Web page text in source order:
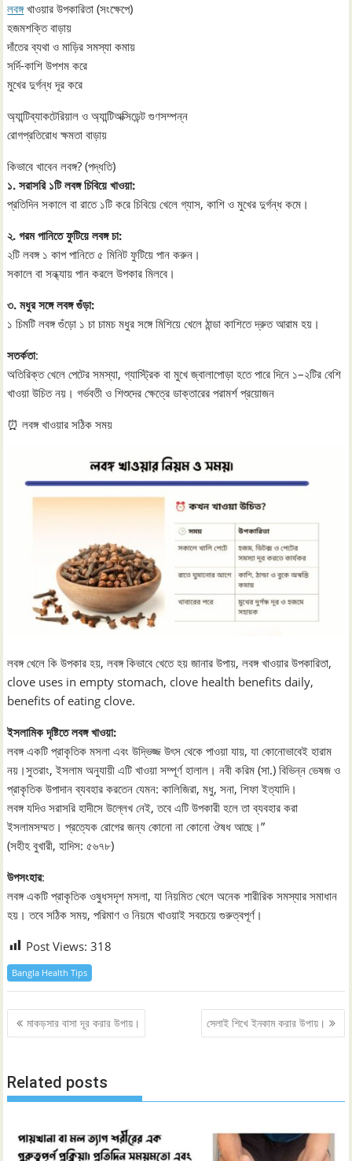
লবঙ্গখাওয়ার উপকারিতা (সংক্ষেপে)
হজমশক্তি বাড়ায়
দাঁতের ব্যথা ও মাড়ির সমস্যা কমায়
সর্দি-কাশি উপশম করে
মুখের দুর্গন্ধ দূর করে
অ্যান্টিব্যাকটেরিয়াল ও অ্যান্টিঅক্সিডেন্ট গুণসম্পন্ন
রোগপ্রতিরোধ ক্ষমতা বাড়ায়
কিভাবে খাবেন লবঙ্গ? (পদ্ধতি)
১. সরাসরি ১টি লবঙ্গ চিবিয়ে খাওয়া:
প্রতিদিন সকালে বা রাতে ১টি করে চিবিয়ে খেলে গ্যাস, কাশি ও মুখের দুর্গন্ধ কমে।
২. গরম পানিতে ফুটিয়ে লবঙ্গ চা:
২টি লবঙ্গ ১ কাপ পানিতে ৫ মিনিট ফুটিয়ে পান করুন।
সকালে বা সন্ধ্যায় পান করলে উপকার মিলবে।
৩. মধুর সঙ্গে লবঙ্গ গুঁড়া:
১ চিমটি লবঙ্গ গুঁড়ো ১ চা চামচ মধুর সঙ্গে মিশিয়ে খেলে ঠান্ডা কাশিতে দ্রুত আরাম হয়।
সতর্কতা:
অতিরিক্ত খেলে পেটের সমস্যা, গ্যাস্ট্রিক বা মুখে জ্বালাপোড়া হতে পারে দিনে ১–২টির বেশি
খাওয়া উচিত নয়। গর্ভবতী ও শিশুদের ক্ষেত্রে ডাক্তারের পরামর্শ প্রয়োজন
⏰ লবঙ্গ খাওয়ার সঠিক সময়
লবঙ্গ খেলে কি উপকার হয়, লবঙ্গ কিভাবে খেতে হয় জানার উপায়, লবঙ্গ খাওয়ার উপকারিতা,
clove uses in empty stomach, clove health benefits daily,
benefits of eating clove.
ইসলামিক দৃষ্টিতে লবঙ্গ খাওয়া:
লবঙ্গ একটি প্রাকৃতিক মসলা এবং উদ্ভিজ্জ উৎস থেকে পাওয়া যায়, যা কোনোভাবেই হারাম
নয়।সুতরাং, ইসলাম অনুযায়ী এটি খাওয়া সম্পূর্ণ হালাল। নবী করিম (সা.) বিভিন্ন ভেষজ ও
প্রাকৃতিক উপাদান ব্যবহার করতেন যেমন: কালিজিরা, মধু, সনা, শিফা ইত্যাদি।
লবঙ্গ যদিও সরাসরি হাদীসে উল্লেখ নেই, তবে এটি উপকারী হলে তা ব্যবহার করা
ইসলামসম্মত। প্রত্যেক রোগের জন্য কোনো না কোনো ঔষধ আছে।”
(সহীহ বুখারী, হাদিস: ৫৬৭৮)
উপসংহার:
লবঙ্গ একটি প্রাকৃতিক ওষুধসদৃশ মসলা, যা নিয়মিত খেলে অনেক শারীরিক সমস্যার সমাধান
হয়। তবে সঠিক সময়, পরিমাণ ও নিয়মে খাওয়াই সবচেয়ে গুরুত্বপূর্ণ।
Post Views: 318
Bangla Health Tips
Post
navigation
মাকড়সার বাসা দূর করার উপায়। সেলাই শিখে ইনকাম করার উপায়।
Related posts